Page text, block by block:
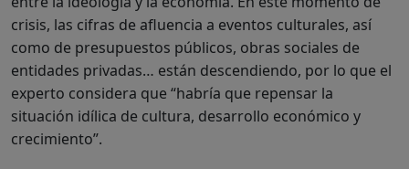
crisis, las cifras de afluencia a eventos culturales, así
como de presupuestos públicos, obras sociales de
entidades privadas… están descendiendo, por lo que el
experto considera que “habría que repensar la
situación idílica de cultura, desarrollo económico y
crecimiento”.